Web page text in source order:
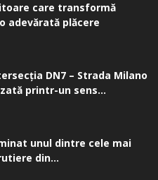
care transformă
adevărată plăcere
DN7 – Strada Milano
printr-un sens...
unul dintre cele mai
din...